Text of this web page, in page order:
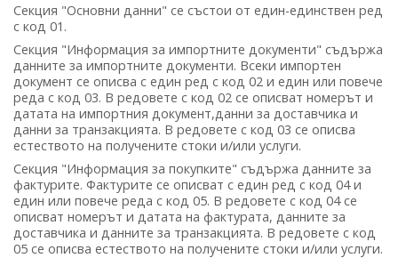
Секция "Основни данни" се състои от един-единствен ред
с код 01.
Секция "Информация за импортните документи" съдържа
данните за импортните документи. Всеки импортен
документ се описва с един ред с код 02 и един или повече
реда с код 03. В редовете с код 02 се описват номерът и
датата на импортния документ,данни за доставчика и
данни за транзакцията. В редовете с код 03 се описва
естеството на получените стоки и/или услуги.
Секция "Информация за покупките" съдържа данните за
фактурите. Фактурите се описват с един ред с код 04 и
един или повече реда с код 05. В редовете с код 04 се
описват номерът и датата на фактурата, данните за
доставчика и данните за транзакцията. В редовете с код
05 се описва естеството на получените стоки и/или услуги.